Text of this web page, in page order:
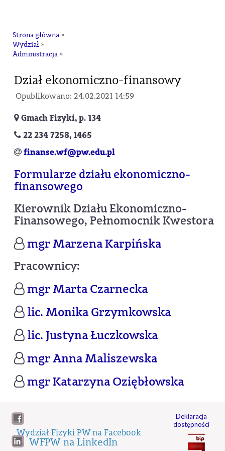
Strona główna »
Wydział »
Administracja »
Dział ekonomiczno-finansowy
Opublikowano: 24.02.2021 14:59
Gmach Fizyki, p. 134
22 234 7258, 1465
finanse.wf@pw.edu.pl
Formularze działu ekonomiczno-
finansowego
Kierownik Działu Ekonomiczno-
Finansowego, Pełnomocnik Kwestora
mgr Marzena Karpińska
Pracownicy:
mgr Marta Czarnecka
lic. Monika Grzymkowska
lic. Justyna Łuczkowska
mgr Anna Maliszewska
mgr Katarzyna Oziębłowska
Wydział Fizyki PW na Facebook
WFPW na LinkedIn
Deklaracja
dostępności